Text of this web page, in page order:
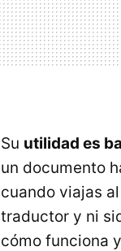
Su utilidad es
un documento
cuando viajas
traductor y ni
cómo funciona